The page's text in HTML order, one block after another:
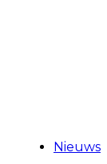
Nieuws